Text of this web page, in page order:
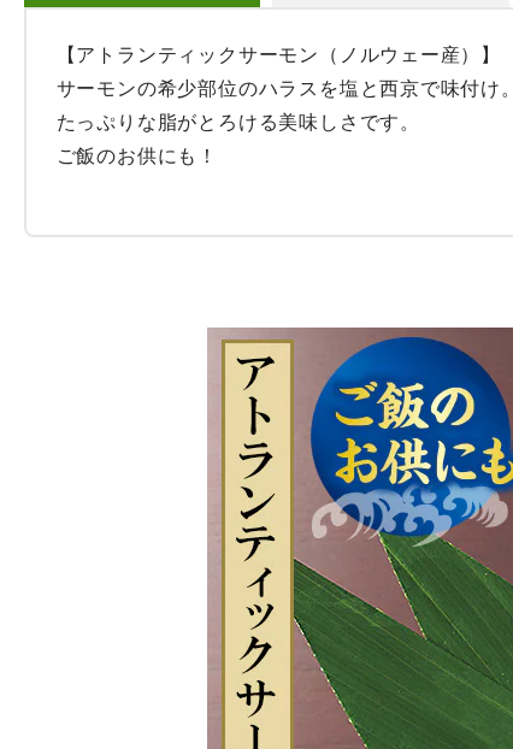
【アトランティックサーモン（ノルウェー産）】
サーモンの希少部位のハラスを塩と西京で味付け。
たっぷりな脂がとろける美味しさです。
ご飯のお供にも！